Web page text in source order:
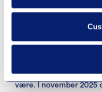
Resultatet:
nedetid i
Darian deler et konkret
mye mer
være. I november 2025